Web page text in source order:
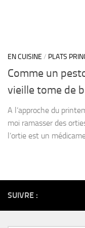
EN CUISINE / PLATS
Comme un
vieille tome de
A l’approche du
moi ramasser des
l’ortie est un
SUIVRE :